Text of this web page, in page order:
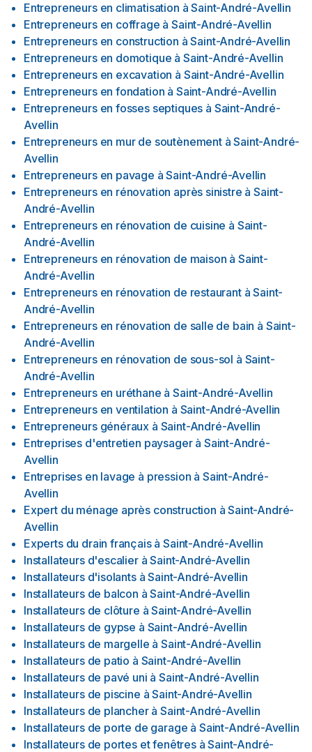
Entrepreneurs en climatisation à Saint-André-Avellin
Entrepreneurs en coffrage à Saint-André-Avellin
Entrepreneurs en construction à Saint-André-Avellin
Entrepreneurs en domotique à Saint-André-Avellin
Entrepreneurs en excavation à Saint-André-Avellin
Entrepreneurs en fondation à Saint-André-Avellin
Entrepreneurs en fosses septiques à Saint-André-
Avellin
Entrepreneurs en mur de soutènement à Saint-André-
Avellin
Entrepreneurs en pavage à Saint-André-Avellin
Entrepreneurs en rénovation après sinistre à Saint-
André-Avellin
Entrepreneurs en rénovation de cuisine à Saint-
André-Avellin
Entrepreneurs en rénovation de maison à Saint-
André-Avellin
Entrepreneurs en rénovation de restaurant à Saint-
André-Avellin
Entrepreneurs en rénovation de salle de bain à Saint-
André-Avellin
Entrepreneurs en rénovation de sous-sol à Saint-
André-Avellin
Entrepreneurs en uréthane à Saint-André-Avellin
Entrepreneurs en ventilation à Saint-André-Avellin
Entrepreneurs généraux à Saint-André-Avellin
Entreprises d'entretien paysager à Saint-André-
Avellin
Entreprises en lavage à pression à Saint-André-
Avellin
Expert du ménage après construction à Saint-André-
Avellin
Experts du drain français à Saint-André-Avellin
Installateurs d'escalier à Saint-André-Avellin
Installateurs d'isolants à Saint-André-Avellin
Installateurs de balcon à Saint-André-Avellin
Installateurs de clôture à Saint-André-Avellin
Installateurs de gypse à Saint-André-Avellin
Installateurs de margelle à Saint-André-Avellin
Installateurs de patio à Saint-André-Avellin
Installateurs de pavé uni à Saint-André-Avellin
Installateurs de piscine à Saint-André-Avellin
Installateurs de plancher à Saint-André-Avellin
Installateurs de porte de garage à Saint-André-Avellin
Installateurs de portes et fenêtres à Saint-André-